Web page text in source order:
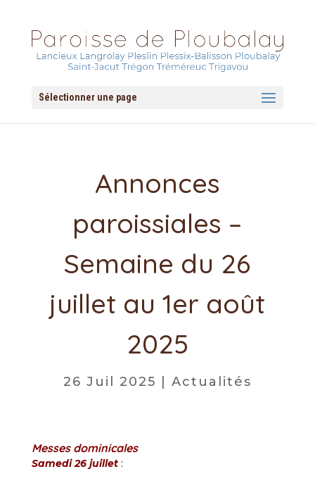
Sélectionner une page
Annonces
paroissiales –
Semaine du 26
juillet au 1er août
2025
26 Juil 2025 Actualités
Messes dominicales
Samedi 26 juillet :